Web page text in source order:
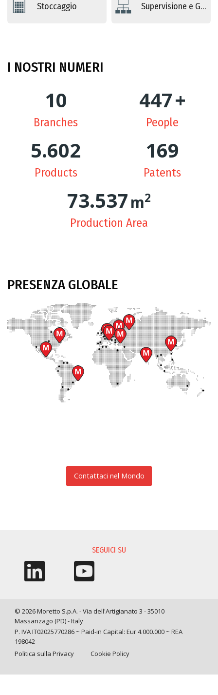
Stoccaggio Supervisione e Gestione
I NOSTRI NUMERI
10
Branches
449+
People
5.630
Products
170
Patents
74.334m2
Production Area
PRESENZA GLOBALE
Contattaci nel Mondo
SEGUICI SU
© 2026 Moretto S.p.A. - Via dell'Artigianato 3 - 35010
Massanzago (PD) - Italy
P. IVA IT02025770286 ~ Paid-in Capital: Eur 4.000.000 ~ REA
198042
Politica sulla Privacy
Cookie Policy